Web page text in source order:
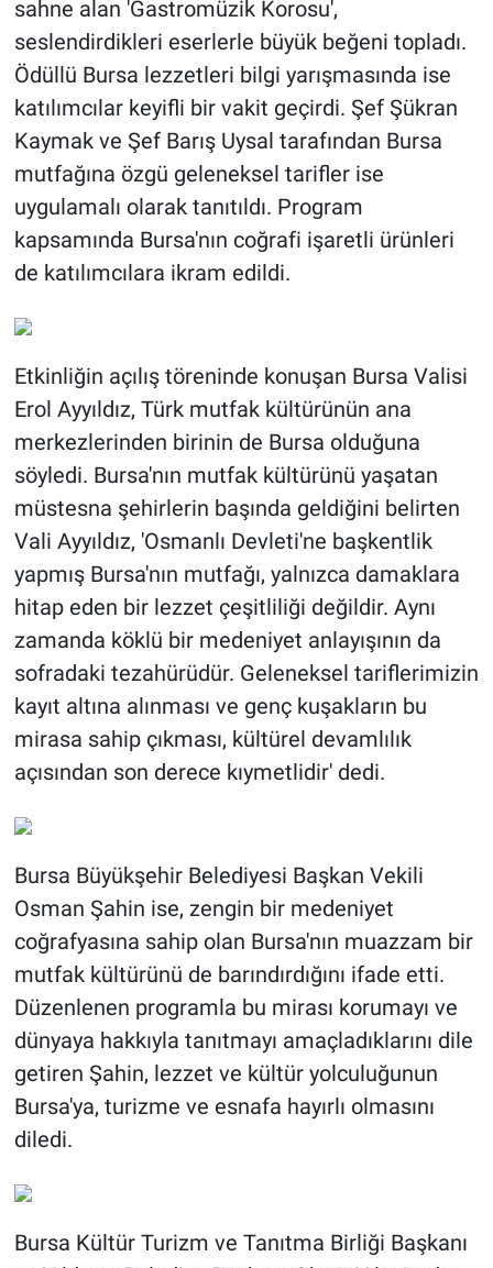
sahne alan 'Gastromüzik Korosu',
seslendirdikleri eserlerle büyük beğeni topladı.
Ödüllü Bursa lezzetleri bilgi yarışmasında ise
katılımcılar keyifli bir vakit geçirdi. Şef Şükran
Kaymak ve Şef Barış Uysal tarafından Bursa
mutfağına özgü geleneksel tarifler ise
uygulamalı olarak tanıtıldı. Program
kapsamında Bursa'nın coğrafi işaretli ürünleri
de katılımcılara ikram edildi.
Etkinliğin açılış töreninde konuşan Bursa Valisi
Erol Ayyıldız, Türk mutfak kültürünün ana
merkezlerinden birinin de Bursa olduğuna
söyledi. Bursa'nın mutfak kültürünü yaşatan
müstesna şehirlerin başında geldiğini belirten
Vali Ayyıldız, 'Osmanlı Devleti'ne başkentlik
yapmış Bursa'nın mutfağı, yalnızca damaklara
hitap eden bir lezzet çeşitliliği değildir. Aynı
zamanda köklü bir medeniyet anlayışının da
sofradaki tezahürüdür. Geleneksel tariflerimizin
kayıt altına alınması ve genç kuşakların bu
mirasa sahip çıkması, kültürel devamlılık
açısından son derece kıymetlidir' dedi.
Bursa Büyükşehir Belediyesi Başkan Vekili
Osman Şahin ise, zengin bir medeniyet
coğrafyasına sahip olan Bursa'nın muazzam bir
mutfak kültürünü de barındırdığını ifade etti.
Düzenlenen programla bu mirası korumayı ve
dünyaya hakkıyla tanıtmayı amaçladıklarını dile
getiren Şahin, lezzet ve kültür yolculuğunun
Bursa'ya, turizme ve esnafa hayırlı olmasını
diledi.
Bursa Kültür Turizm ve Tanıtma Birliği Başkanı